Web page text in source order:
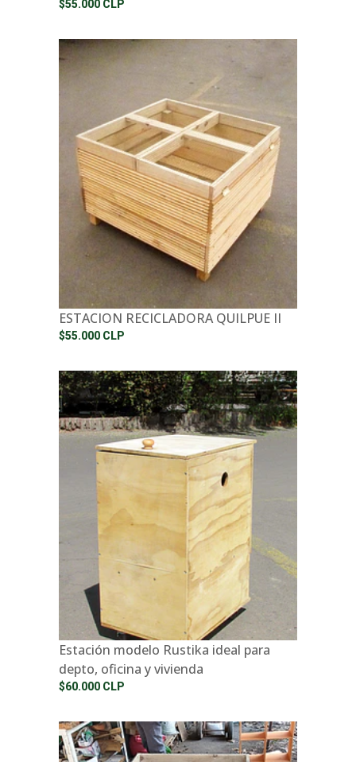
$55.000 CLP
ESTACION RECICLADORA QUILPUE II
$55.000 CLP
Estación modelo Rustika ideal para
depto, oficina y vivienda
$60.000 CLP